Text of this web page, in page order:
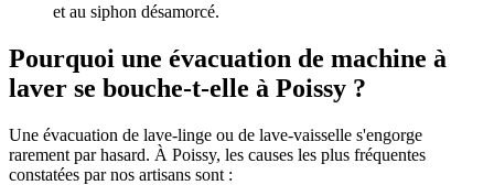
et au siphon désamorcé.
Pourquoi une évacuation de machine à
laver se bouche-t-elle à Poissy ?
Une évacuation de lave-linge ou de lave-vaisselle s'engorge
rarement par hasard. À Poissy, les causes les plus fréquentes
constatées par nos artisans sont :